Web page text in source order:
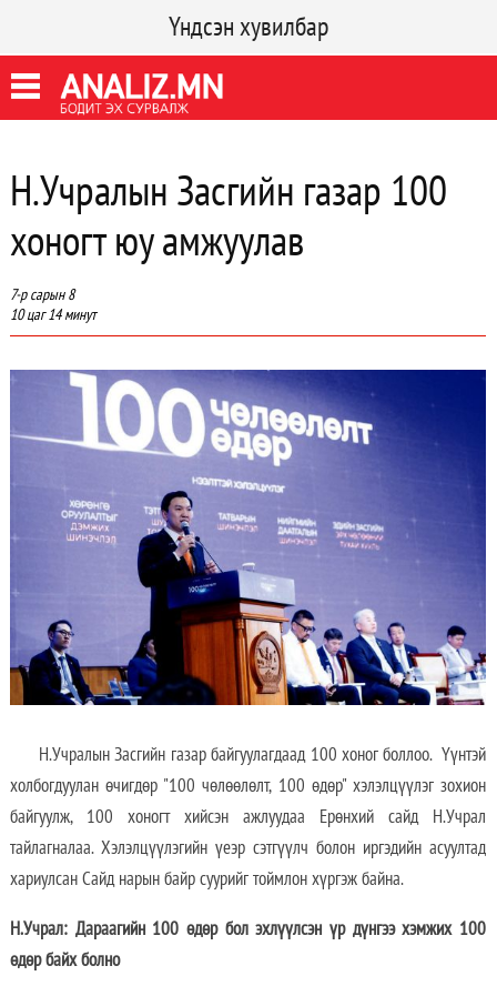
Үндсэн хувилбар
Н.Учралын Засгийн газар 100
хоногт юу амжуулав
7-р сарын 8
10 цаг 14 минут
Н.Учралын Засгийн газар байгуулагдаад 100 хоног боллоо. Үүнтэй
холбогдуулан өчигдөр "100 чөлөөлөлт, 100 өдөр" хэлэлцүүлэг зохион
байгуулж, 100 хоногт хийсэн ажлуудаа Ерөнхий сайд Н.Учрал
тайлагналаа. Хэлэлцүүлэгийн үеэр сэтгүүлч болон иргэдийн асуултад
хариулсан Сайд нарын байр суурийг тоймлон хүргэж байна.
Н.Учрал: Дараагийн 100 өдөр бол эхлүүлсэн үр дүнгээ хэмжих 100
өдөр байх болно